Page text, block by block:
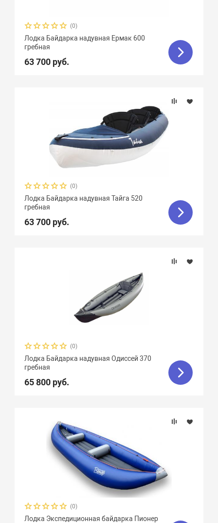
(0)
Лодка Байдарка надувная Ермак 600
гребная
63 700 руб.
(0)
Лодка Байдарка надувная Тайга 520
гребная
63 700 руб.
(0)
Лодка Байдарка надувная Одиссей 370
гребная
65 800 руб.
(0)
Лодка Экспедиционная байдарка Пионер